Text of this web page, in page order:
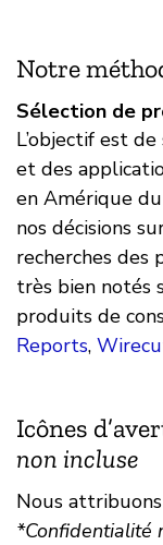
Notre
Sélection de
L’objectif est
et des
en Amérique
nos décisions
recherches
très bien notés
produits de
Reports,
Icônes
non incluse
Nous
*Confidentialité